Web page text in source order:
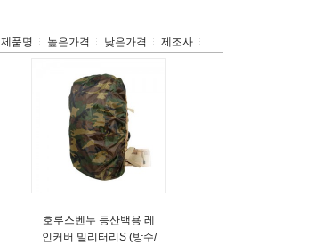
제품명 높은가격 낮은가격 제조사
호루스벤누 등산백용 레
인커버 밀리터리S (방수/